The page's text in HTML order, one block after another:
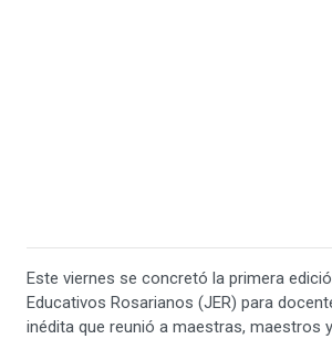
Este viernes se concretó la primera
Educativos Rosarianos (JER) para
inédita que reunió a maestras, maestros